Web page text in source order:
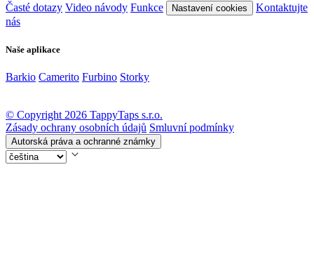
Časté dotazy Video návody Funkce Nastavení cookies
Kontaktujte
nás
Naše aplikace
Barkio Camerito Furbino Storky
© Copyright 2026 TappyTaps s.r.o.
Zásady ochrany osobních údajů Smluvní podmínky
Autorská práva a ochranné známky